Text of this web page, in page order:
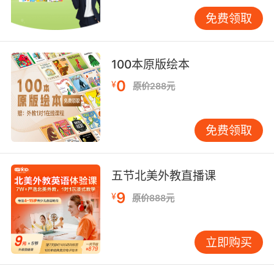
始。这就是自然拼读的理念——让孩子建立字母
和发音的对应关系。 每天可安排5-10分钟的拼读
练习，从两个字母音开始。例如今天学习a的发
音/æ/和代表词apple，m的发音/m/和代表词
milk。明天复习这两个音，再学习两个新音。积
累几个字母音后，就可以尝试拼读短词：am,
map, man。 孩子一旦发现自己能“读出来”，那种
成就感会非常强烈。这种“我能读”的自信，比背
多少单词都更有激励作用。此阶段暂时不需要书
写练习，孩子的小肌肉发育尚不完善，过早的书
写要求容易让他们感到挫败。 建立每日短时高频
的学习框架 6岁孩子的有效专注时间大约在20-
30分钟。超过这个时长，学习效果会急剧下降。
因此，家庭英语学习建议控制在每天15-25分
钟，分成两到三个短时段更容易坚持。 例如，第
一段5-8分钟用于听力输入，选择孩子感兴趣的
有声材料。第二段5-8分钟用于口语互动，在生
免费领取
100本原版绘本
¥0 原价288元
免费领取
五节北美外教直播课
¥9 原价888元
立即购买